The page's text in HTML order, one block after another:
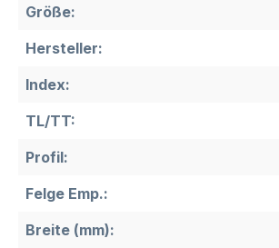
Größe:
Hersteller:
Index:
TL/TT:
Profil:
Felge Emp.:
Breite (mm):